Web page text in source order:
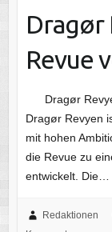
Dragør
Revue
Dragør
Dragør Revyen
mit hohen
die Revue zu
entwickelt. Die…
Redaktionen